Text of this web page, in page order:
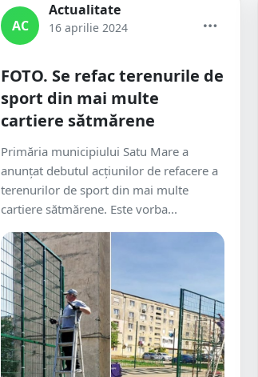
AC
Actualitate
16 aprilie 2024
FOTO. Se refac terenurile de
sport din mai multe
cartiere sătmărene
Primăria municipiului Satu Mare a
anunțat debutul acțiunilor de refacere a
terenurilor de sport din mai multe
cartiere sătmărene. Este vorba...